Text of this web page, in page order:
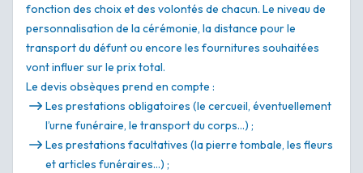
fonction des choix et des volontés de chacun. Le niveau de
personnalisation de la cérémonie, la distance pour le
transport du défunt ou encore les fournitures souhaitées
vont influer sur le prix total.
Le devis obsèques prend en compte :
Les prestations obligatoires (le cercueil, éventuellement
l’urne funéraire, le transport du corps…) ;
Les prestations facultatives (la pierre tombale, les fleurs
et articles funéraires…) ;